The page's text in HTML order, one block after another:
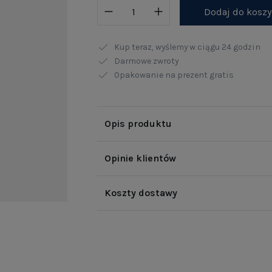
Dodaj do
Kup teraz, wyślemy w ciągu 24 godzin
Darmowe zwroty
Opakowanie na prezent gratis
Opis produktu
Opinie klientów
Koszty dostawy